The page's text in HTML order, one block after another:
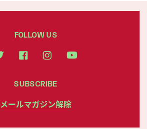
FOLLOW US
SUBSCRIBE
メールマガジン解除